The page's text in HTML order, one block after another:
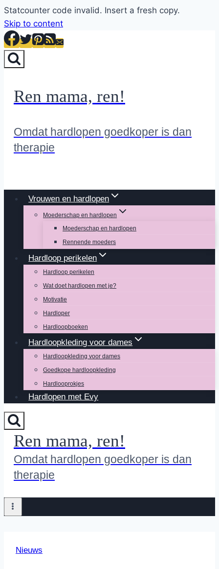
Statcounter code invalid. Insert a fresh copy.
Skip to content
Ren mama, ren!
Omdat hardlopen goedkoper is dan
therapie
Vrouwen en hardlopen
Moederschap en hardlopen
Moederschap en hardlopen
Rennende moeders
Hardloop perikelen
Hardloop perikelen
Wat doet hardlopen met je?
Motivatie
Hardloper
Hardloopboeken
Hardloopkleding voor dames
Hardloopkleding voor dames
Goedkope hardloopkleding
Hardlooprokjes
Hardlopen met Evy
Ren mama, ren!
Omdat hardlopen goedkoper is dan
therapie
Nieuws